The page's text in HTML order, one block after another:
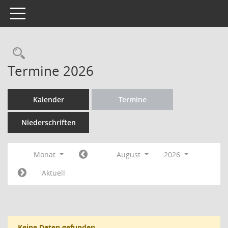
Toggle navigation
Rechercheauswahl
Termine 2026
Kalender Termine
Niederschriften
Monat August
2026
Aktuell